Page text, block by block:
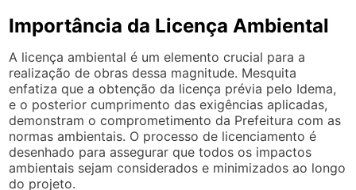
Importância da Licença Ambiental
A licença ambiental é um elemento crucial para a
realização de obras dessa magnitude. Mesquita
enfatiza que a obtenção da licença prévia pelo Idema,
e o posterior cumprimento das exigências aplicadas,
demonstram o comprometimento da Prefeitura com as
normas ambientais. O processo de licenciamento é
desenhado para assegurar que todos os impactos
ambientais sejam considerados e minimizados ao longo
do projeto.